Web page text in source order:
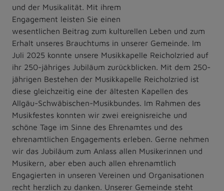
und der Musikalität. Mit ihrem
Engagement leisten Sie einen
wesentlichen Beitrag zum kulturellen Leben und zum
Erhalt unseres Brauchtums in unserer Gemeinde. Im
Juli 2025 konnte unsere Musikkapelle Reicholzried auf
ihr 250-jähriges Jubiläum zurückblicken. Mit dem 250-
jährigen Bestehen der Musikkapelle Reicholzried ist
diese gleichzeitig eine der ältesten Kapellen des
Allgäu-Schwäbischen-Musikbundes. Im Rahmen des
Musikfestes konnten wir zwei ereignisreiche und
schöne Tage im Sinne des Ehrenamtes und des
ehrenamtlichen Engagements erleben. Gerne nehmen
wir das Jubiläum zum Anlass allen Musikerinnen und
Musikern, aber eben auch allen ehrenamtlich
Engagierten in unseren Vereinen und Organisationen
recht herzlich zu danken. Unserer Gemeinde steht